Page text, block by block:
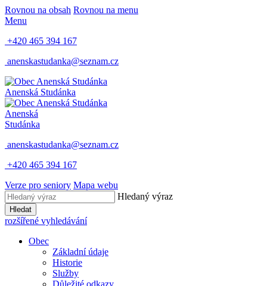
Rovnou na obsah Rovnou na menu
Menu
+420 465 394 167
anenskastudanka@seznam.cz
Anenská Studánka
Anenská
Studánka
anenskastudanka@seznam.cz
+420 465 394 167
Verze pro seniory Mapa webu
Hledaný výraz
Hledat
rozšířené vyhledávání
Obec
Základní údaje
Historie
Služby
Důležité odkazy